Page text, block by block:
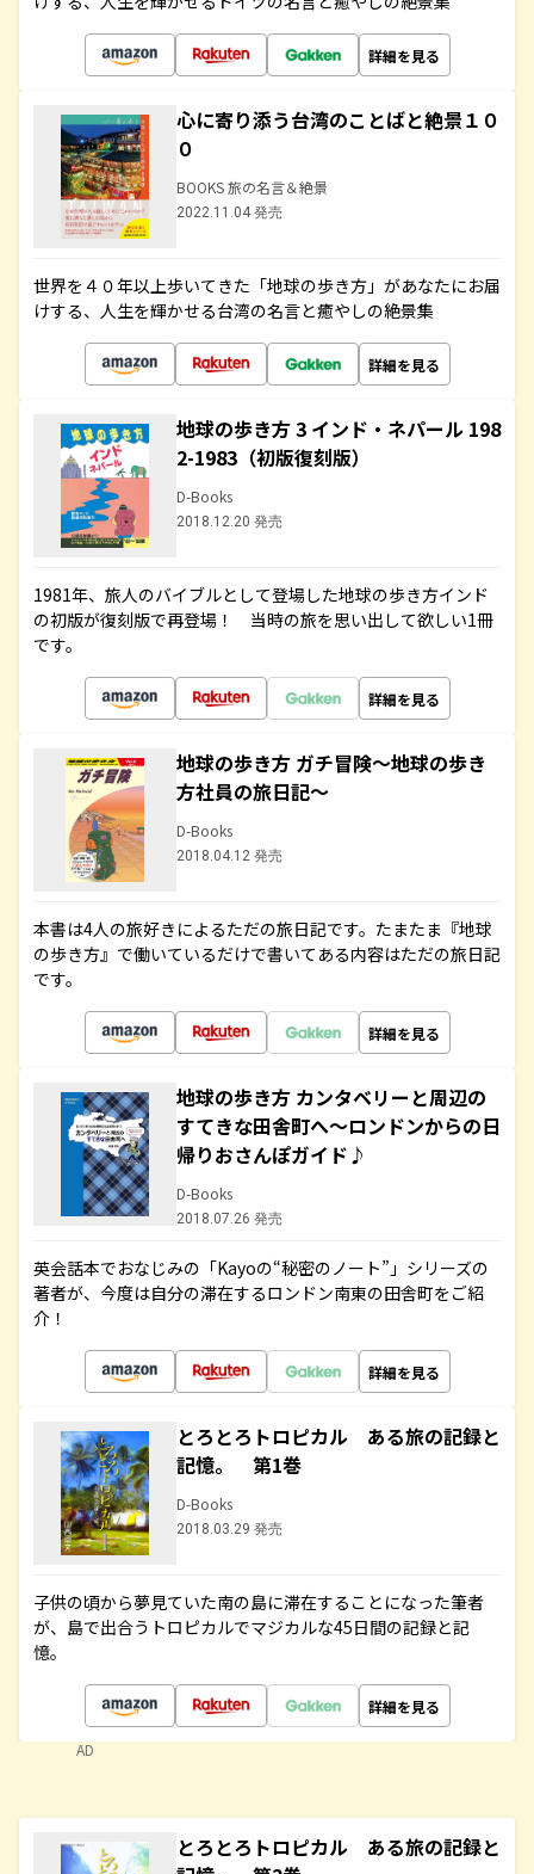
詳細を見る
心に寄り添う台湾のことばと絶景１０
０
BOOKS 旅の名言＆絶景
2022.11.04 発売
世界を４０年以上歩いてきた「地球の歩き方」があなたにお届
けする、人生を輝かせる台湾の名言と癒やしの絶景集
詳細を見る
地球の歩き方 3 インド・ネパール 198
2-1983（初版復刻版）
D-Books
2018.12.20 発売
1981年、旅人のバイブルとして登場した地球の歩き方インド
の初版が復刻版で再登場！ 当時の旅を思い出して欲しい1冊
です。
詳細を見る
地球の歩き方 ガチ冒険～地球の歩き
方社員の旅日記～
D-Books
2018.04.12 発売
本書は4人の旅好きによるただの旅日記です。たまたま『地球
の歩き方』で働いているだけで書いてある内容はただの旅日記
です。
詳細を見る
地球の歩き方 カンタベリーと周辺の
すてきな田舎町へ～ロンドンからの日
帰りおさんぽガイド♪
D-Books
2018.07.26 発売
英会話本でおなじみの「Kayoの“秘密のノート”」シリーズの
著者が、今度は自分の滞在するロンドン南東の田舎町をご紹
介！
詳細を見る
とろとろトロピカル ある旅の記録と
記憶。 第1巻
D-Books
2018.03.29 発売
子供の頃から夢見ていた南の島に滞在することになった筆者
が、島で出合うトロピカルでマジカルな45日間の記録と記
憶。
詳細を見る
AD
とろとろトロピカル ある旅の記録と